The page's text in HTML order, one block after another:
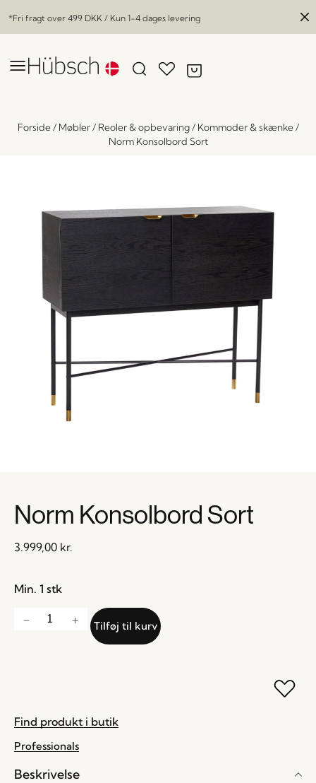
*Fri fragt over 499 DKK / Kun 1-4 dages levering
Forside/ Møbler/ Reoler & opbevaring/ Kommoder & skænke/
Norm Konsolbord Sort
Norm Konsolbord Sort
3.999,00 kr.
Min. 1 stk
Tilføj til kurv
Find produkt i butik
Professionals
Beskrivelse